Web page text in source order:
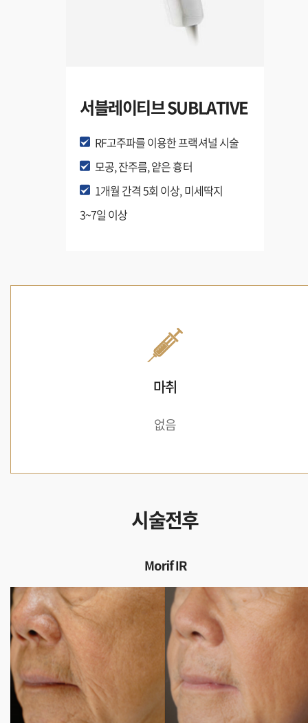
서블레이티브 SUBLATIVE
RF고주파를 이용한 프랙셔널 시술
모공, 잔주름, 얕은 흉터
1개월 간격 5회 이상, 미세딱지
3~7일 이상
마취
없음
시술전후